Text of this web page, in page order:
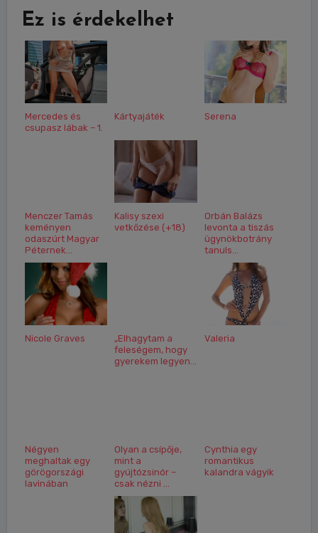
Ez is érdekelhet
Mercedes és
csupasz lábak – 1.
Kártyajáték Serena
Menczer Tamás
keményen
odaszúrt Magyar
Péternek...
Kalisy szexi
vetkőzése (+18)
Orbán Balázs
levonta a tiszás
ügynökbotrány
tanuls...
Nicole Graves
„Elhagytam a
feleségem, hogy
gyerekem legyen...
Valeria
Négyen
meghaltak egy
görögországi
lavinában
Olyan a csípője,
mint a
gyújtózsinór –
csak nézni ...
Cynthia egy
romantikus
kalandra vágyik